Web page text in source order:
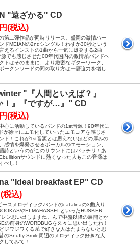
"遠ざかる" CD
(税込)
第二弾作品が同時リリース。盛岡の激情ハー
ドMEIANの2ndシングル！わずか30秒という
えるインストの1曲から一気に爆発する2曲
源でも感じさせた00年代国内の激情系バンドへ
トはそのままに、より緻密なギターワーク、
ークンワードの間の取り方は一層迫力を増し
"『人間といえば？』
！』『ですが…』" CD
(税込)
心に活動しているバンドの1st音源！90年代に
が徐々にエモ化していったエモコアを感じさ
ド！これが1st音源とは思えないほどの厚みの
感情を爆発させるボーカルのエモーション、
詩というのがこのサウンドにはバッチリ！あ
サウンドに熱くなった人もこの音源は
べし！
"Ideal breakfast EP" CD
税込)
ースメロディックバンドのcatalinaの3曲入り
やELMAHASSELといったHUSKER
レン思い出しますね。んで中盤以降の展開とか
の前身のWORDBUGを久々に思い出したわ！
ジワジワくる系で好きな人はたまらないと思
のSnuffy Smile周辺のメロディック好きな人
してみて！